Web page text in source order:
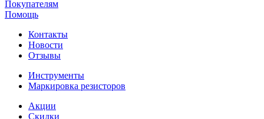
Покупателям
Помощь
Контакты
Новости
Отзывы
Инструменты
Маркировка резисторов
Акции
Скидки